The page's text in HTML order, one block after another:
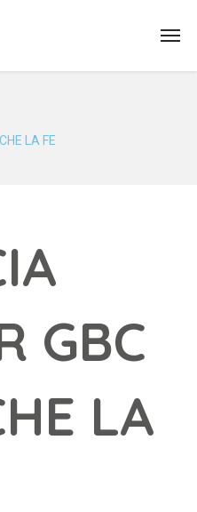
LA FE
GBC
LA